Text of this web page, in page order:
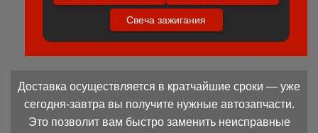
Свеча зажигания
Доставка осуществляется в кратчайшие сроки — уже
сегодня-завтра вы получите нужные автозапчасти.
Это позволит вам быстро заменить неисправные